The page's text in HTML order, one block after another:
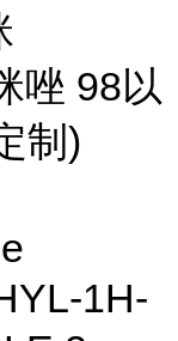
唑 98以
制)
1H-